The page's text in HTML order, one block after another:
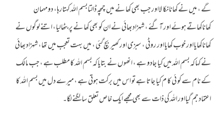
گے ، میں نے کھانانکا لااور جب بھی کھا نے میں چمچہ ڈالتابسم اللہ کہتارہا، دومہمان
کھاناکھاتے ہوئے اور آگئے ، شہزادبھائی نے ان کو بھی کھا نے پر بٹھالیا، اتنے لوگوں نے
کھاناکھایااور خوب کھایااور روٹی ، سبزی اور کھیر بچ گئی ، میں بہت تعجب میں تھا، شہزادبھائی
نے کہاکہ بسم اللہ میں کیا جادو ہے ، انھوں نے بتایاکہ بسم اللہ کا مطلب ہے ، جب مالک
کے نام سے کو ئی کا م کیا جاتا ہے تو اس میں برکت ہوتی ہے ، میرے دل میں بسم اللہ کا
اعتمادجم گیااور اللہ کی ذات سے بھی مجھے ایک خاص تعلق سالگنے لگا۔